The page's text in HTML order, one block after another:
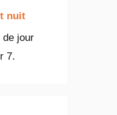
nuit
de jour
7.